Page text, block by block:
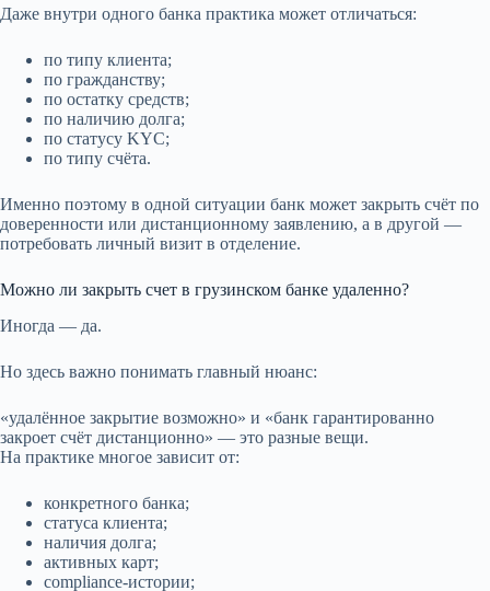
Даже внутри одного банка практика может отличаться:
по типу клиента;
по гражданству;
по остатку средств;
по наличию долга;
по статусу KYC;
по типу счёта.
Именно поэтому в одной ситуации банк может закрыть счёт по
доверенности или дистанционному заявлению, а в другой —
потребовать личный визит в отделение.
Можно ли закрыть счет в грузинском банке удаленно?
Иногда — да.
Но здесь важно понимать главный нюанс:
«удалённое закрытие возможно» и «банк гарантированно
закроет счёт дистанционно» — это разные вещи.
На практике многое зависит от:
конкретного банка;
статуса клиента;
наличия долга;
активных карт;
compliance-истории;